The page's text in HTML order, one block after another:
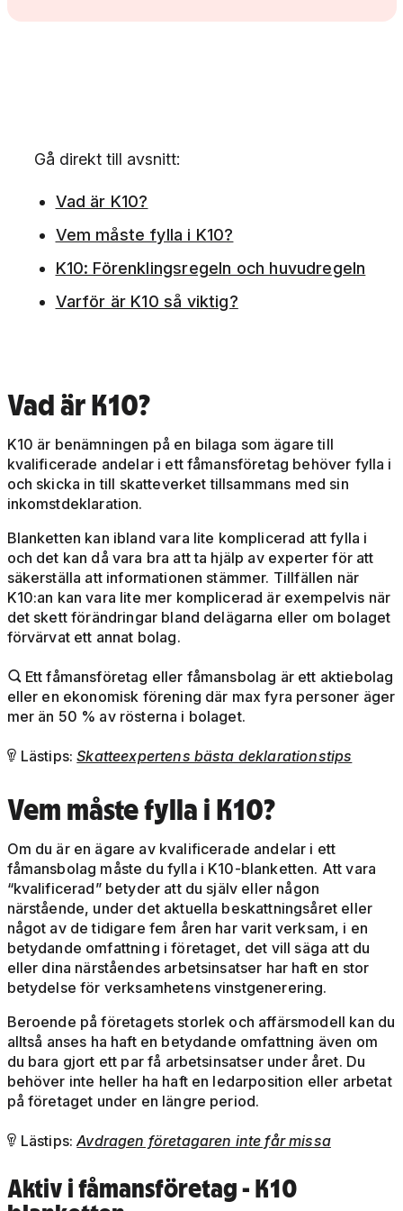
Gå direkt till avsnitt:
Vad är K10?
Vem måste fylla i K10?
K10: Förenklingsregeln och huvudregeln
Varför är K10 så viktig?
Vad är K10?
K10 är benämningen på en bilaga som ägare till
kvalificerade andelar i ett fåmansföretag behöver fylla i
och skicka in till skatteverket tillsammans med sin
inkomstdeklaration.
Blanketten kan ibland vara lite komplicerad att fylla i
och det kan då vara bra att ta hjälp av experter för att
säkerställa att informationen stämmer. Tillfällen när
K10:an kan vara lite mer komplicerad är exempelvis när
det skett förändringar bland delägarna eller om bolaget
förvärvat ett annat bolag.
Ett fåmansföretag eller fåmansbolag är ett aktiebolag
eller en ekonomisk förening där max fyra personer äger
mer än 50 % av rösterna i bolaget.
 Lästips:Skatteexpertens bästa deklarationstips
Vem måste fylla i K10?
Om du är en ägare av kvalificerade andelar i ett
fåmansbolag måste du fylla i K10-blanketten. Att vara
“kvalificerad” betyder att du själv eller någon
närstående, under det aktuella beskattningsåret eller
något av de tidigare fem åren har varit verksam, i en
betydande omfattning i företaget, det vill säga att du
eller dina närståendes arbetsinsatser har haft en stor
betydelse för verksamhetens vinstgenerering.
Beroende på företagets storlek och affärsmodell kan du
alltså anses ha haft en betydande omfattning även om
du bara gjort ett par få arbetsinsatser under året. Du
behöver inte heller ha haft en ledarposition eller arbetat
på företaget under en längre period.
 Lästips: Avdragen företagaren inte får missa
Aktiv i fåmansföretag - K10